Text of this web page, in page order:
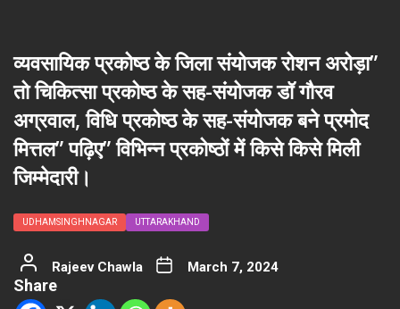
व्यवसायिक प्रकोष्ठ के जिला संयोजक रोशन अरोड़ा”
तो चिकित्सा प्रकोष्ठ के सह-संयोजक डॉ गौरव
अग्रवाल, विधि प्रकोष्ठ के सह-संयोजक बने प्रमोद
मित्तल” पढ़िए” विभिन्न प्रकोष्ठों में किसे किसे मिली
जिम्मेदारी।
UDHAMSINGHNAGAR UTTARAKHAND
Rajeev Chawla March 7, 2024
Share